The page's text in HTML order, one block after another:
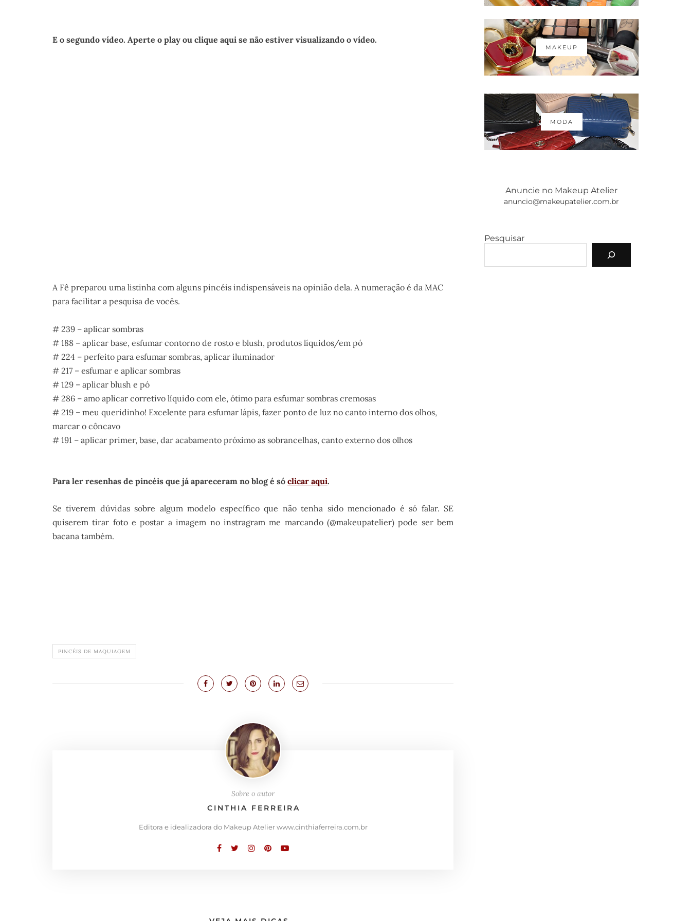
E o segundo vídeo. Aperte o play ou clique aqui se não estiver visualizando o vídeo.
A Fê preparou uma listinha com alguns pincéis indispensáveis na opinião dela. A numeração é da MAC
para facilitar a pesquisa de vocês.
# 239 – aplicar sombras
# 188 – aplicar base, esfumar contorno de rosto e blush, produtos líquidos/em pó
# 224 – perfeito para esfumar sombras, aplicar iluminador
# 217 – esfumar e aplicar sombras
# 129 – aplicar blush e pó
# 286 – amo aplicar corretivo líquido com ele, ótimo para esfumar sombras cremosas
# 219 – meu queridinho! Excelente para esfumar lápis, fazer ponto de luz no canto interno dos olhos,
marcar o côncavo
# 191 – aplicar primer, base, dar acabamento próximo as sobrancelhas, canto externo dos olhos
Para ler resenhas de pincéis que já apareceram no blog é só clicar aqui.
Se tiverem dúvidas sobre algum modelo específico que não tenha sido mencionado é só falar. SE
quiserem tirar foto e postar a imagem no instragram me marcando (@makeupatelier) pode ser bem
bacana também.
PINCÉIS DE MAQUIAGEM
Sobre o autor
CINTHIA FERREIRA
Editora e idealizadora do Makeup Atelier www.cinthiaferreira.com.br
MAKEUP
MODA
Anuncie no Makeup Atelier
anuncio@makeupatelier.com.br
Pesquisar